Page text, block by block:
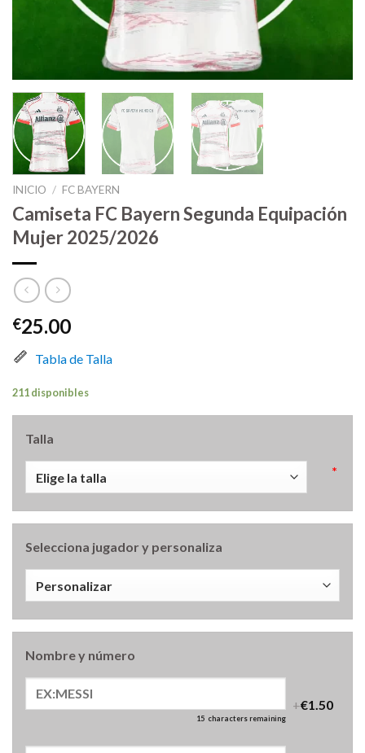
INICIO / FC BAYERN
Camiseta FC Bayern Segunda Equipación
Mujer 2025/2026
€25.00
Tabla de Talla
211 disponibles
Talla
*
Selecciona jugador y personaliza
Nombre y número
15 characters remaining
+€1.50